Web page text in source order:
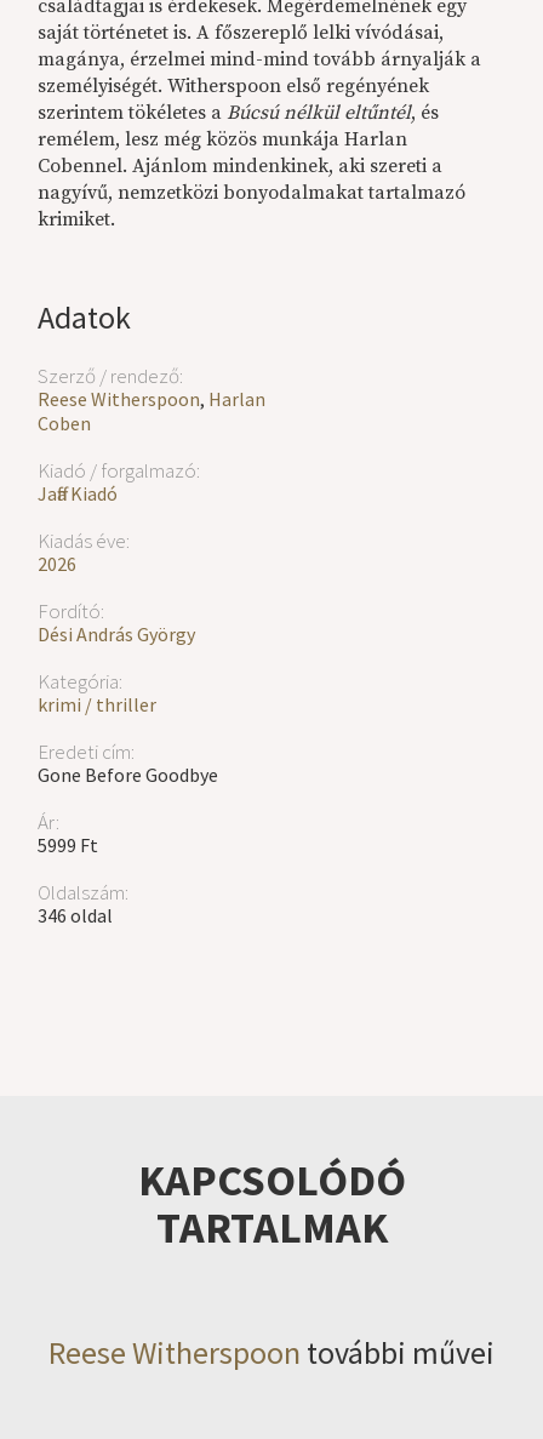
Adatok
Szerző / rendező:
Reese Witherspoon, Harlan
Coben
Kiadó / forgalmazó:
Jaffa Kiadó
Kiadás éve:
2026
Fordító:
Dési András György
Kategória:
krimi / thriller
Eredeti cím:
Gone Before Goodbye
Ár:
5999 Ft
Oldalszám:
346 oldal
családtagjai is érdekesek. Megérdemelnének egy
saját történetet is. A főszereplő lelki vívódásai,
magánya, érzelmei mind-mind tovább árnyalják a
személyiségét. Witherspoon első regényének
szerintem tökéletes aBúcsú nélkül eltűntél, és
remélem, lesz még közös munkája Harlan
Cobennel. Ajánlom mindenkinek, aki szereti a
nagyívű, nemzetközi bonyodalmakat tartalmazó
krimiket.
KAPCSOLÓDÓ
TARTALMAK
Reese Witherspoon további művei